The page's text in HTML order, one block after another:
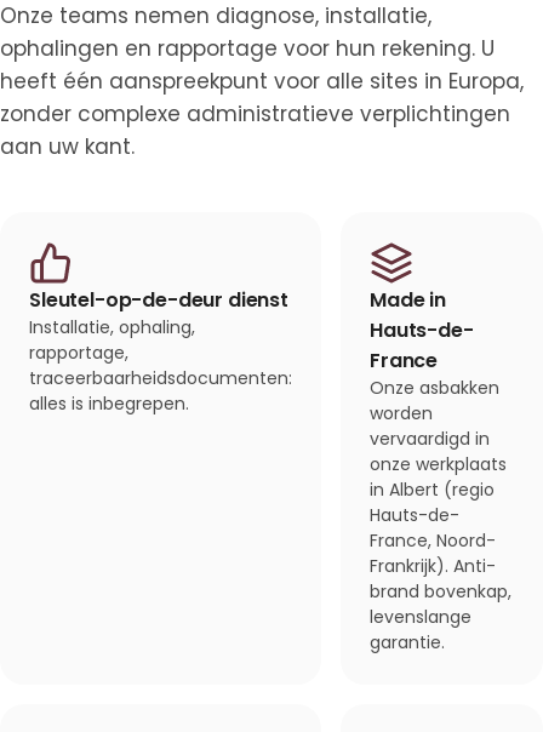
Onze teams nemen diagnose, installatie,
ophalingen en rapportage voor hun rekening. U
heeft één aanspreekpunt voor alle sites in Europa,
zonder complexe administratieve verplichtingen
aan uw kant.
Sleutel-op-de-deur dienst
Installatie, ophaling,
rapportage,
traceerbaarheidsdocumenten:
alles is inbegrepen.
Made in
Hauts-de-
France
Onze asbakken
worden
vervaardigd in
onze werkplaats
in Albert (regio
Hauts-de-
France, Noord-
Frankrijk). Anti-
brand bovenkap,
levenslange
garantie.